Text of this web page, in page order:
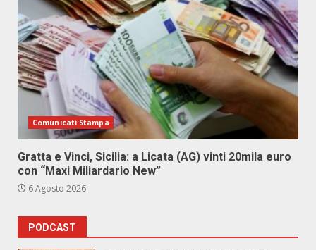
Comunicati Stampa
Gratta e Vinci, Sicilia: a Licata (AG) vinti 20mila euro
con “Maxi Miliardario New”
6 Agosto 2026
PODCAST